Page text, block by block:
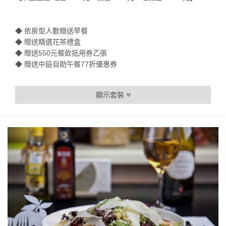
◆ 依房型人數贈送早餐
◆ 贈送精選花茶禮盒
◆ 贈送550元餐飲抵用券乙張
◆ 贈送中庭自助午餐77折優惠券
顯示套裝